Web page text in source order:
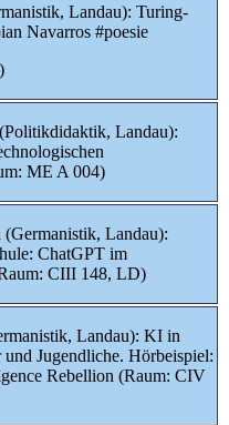
Landau): Turing-
Navarros #poesie
Landau):
ME A 004)
Landau):
ChatGPT im
CIII 148, LD)
Landau): KI in
Jugendliche. Hörbeispiel:
Rebellion (Raum: CIV